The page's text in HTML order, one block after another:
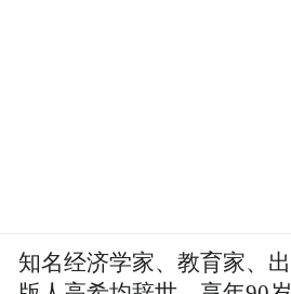
知名经济学家、教育家、出